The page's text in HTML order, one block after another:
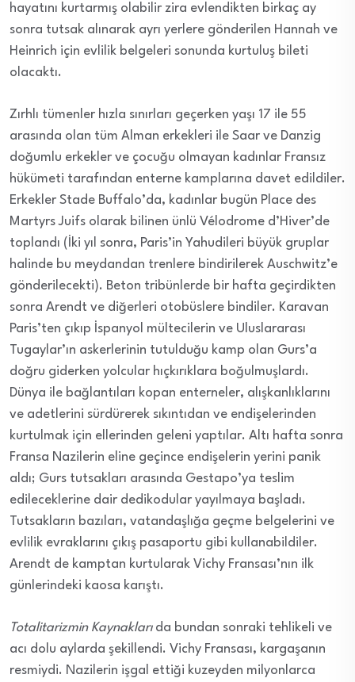
hayatını kurtarmış olabilir zira evlendikten birkaç ay
sonra tutsak alınarak ayrı yerlere gönderilen Hannah ve
Heinrich için evlilik belgeleri sonunda kurtuluş bileti
olacaktı.
Zırhlı tümenler hızla sınırları geçerken yaşı 17 ile 55
arasında olan tüm Alman erkekleri ile Saar ve Danzig
doğumlu erkekler ve çocuğu olmayan kadınlar Fransız
hükümeti tarafından enterne kamplarına davet edildiler.
Erkekler Stade Buffalo’da, kadınlar bugün Place des
Martyrs Juifs olarak bilinen ünlü Vélodrome d’Hiver’de
toplandı (İki yıl sonra, Paris’in Yahudileri büyük gruplar
halinde bu meydandan trenlere bindirilerek Auschwitz’e
gönderilecekti). Beton tribünlerde bir hafta geçirdikten
sonra Arendt ve diğerleri otobüslere bindiler. Karavan
Paris’ten çıkıp İspanyol mültecilerin ve Uluslararası
Tugaylar’ın askerlerinin tutulduğu kamp olan Gurs’a
doğru giderken yolcular hıçkırıklara boğulmuşlardı.
Dünya ile bağlantıları kopan enterneler, alışkanlıklarını
ve adetlerini sürdürerek sıkıntıdan ve endişelerinden
kurtulmak için ellerinden geleni yaptılar. Altı hafta sonra
Fransa Nazilerin eline geçince endişelerin yerini panik
aldı; Gurs tutsakları arasında Gestapo’ya teslim
edileceklerine dair dedikodular yayılmaya başladı.
Tutsakların bazıları, vatandaşlığa geçme belgelerini ve
evlilik evraklarını çıkış pasaportu gibi kullanabildiler.
Arendt de kamptan kurtularak Vichy Fransası’nın ilk
günlerindeki kaosa karıştı.
Totalitarizmin Kaynaklarıda bundan sonraki tehlikeli ve
acı dolu aylarda şekillendi. Vichy Fransası, kargaşanın
resmiydi. Nazilerin işgal ettiği kuzeyden milyonlarca